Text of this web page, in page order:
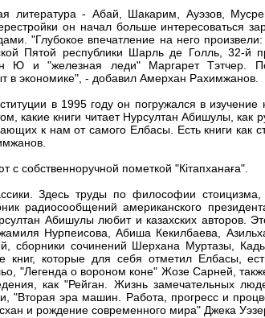
- Абай, Шакарим, Ауэзов,
он начал больше интересоваться
"Глубокое впечатление на него
Пятой республики Шарль де Голль, 32-й
Ю и "железная леди" Маргарет Тэтчер.
в экономике", - добавил Амерхан Рахимжанов.
в 1995 году он погружался в изучение
какие книги читает Нурсултан Абишулы, как
к нам от самого Елбасы. Есть книги как
с собственноручной пометкой "Кітапханаға".
Здесь труды по философии
радиосообщений американского
Абишулы любит и казахских авторов.
Нурпеисова, Абиша Кекилбаева,
сборники сочинений Шерхана Муртазы,
книг, которые для себя отметил Елбасы,
"Легенда о вороном коне" Жозе Сарней,
как "Рейган. Жизнь замечательных
"Вторая эра машин. Работа, прогресс и
и рождение современного мира" Джека